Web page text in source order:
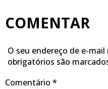
COMENTAR
O seu endereço de e-
obrigatórios são
Comentário *